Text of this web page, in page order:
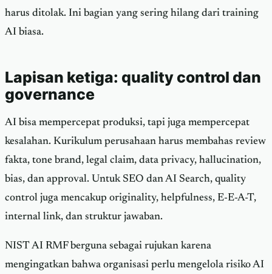
harus ditolak. Ini bagian yang sering hilang dari training
AI biasa.
Lapisan ketiga: quality control dan
governance
AI bisa mempercepat produksi, tapi juga mempercepat
kesalahan. Kurikulum perusahaan harus membahas review
fakta, tone brand, legal claim, data privacy, hallucination,
bias, dan approval. Untuk SEO dan AI Search, quality
control juga mencakup originality, helpfulness, E-E-A-T,
internal link, dan struktur jawaban.
NIST AI RMF berguna sebagai rujukan karena
mengingatkan bahwa organisasi perlu mengelola risiko AI